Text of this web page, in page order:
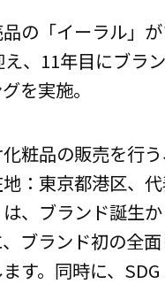
の「イーラル」
え、11年目にブラ
を実施。
粧品の販売を行
：東京都港区、
、ブランド誕生
ブランド初の全
す。同時に、